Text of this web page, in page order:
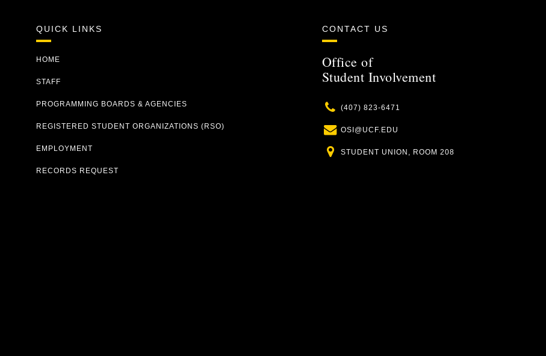
QUICK LINKS
HOME
STAFF
PROGRAMMING BOARDS & AGENCIES
REGISTERED STUDENT ORGANIZATIONS (RSO)
EMPLOYMENT
RECORDS REQUEST
CONTACT US
Office of
Student Involvement
Phone
(407) 823-6471
Email
OSI@UCF.EDU
Location
STUDENT UNION, ROOM 208